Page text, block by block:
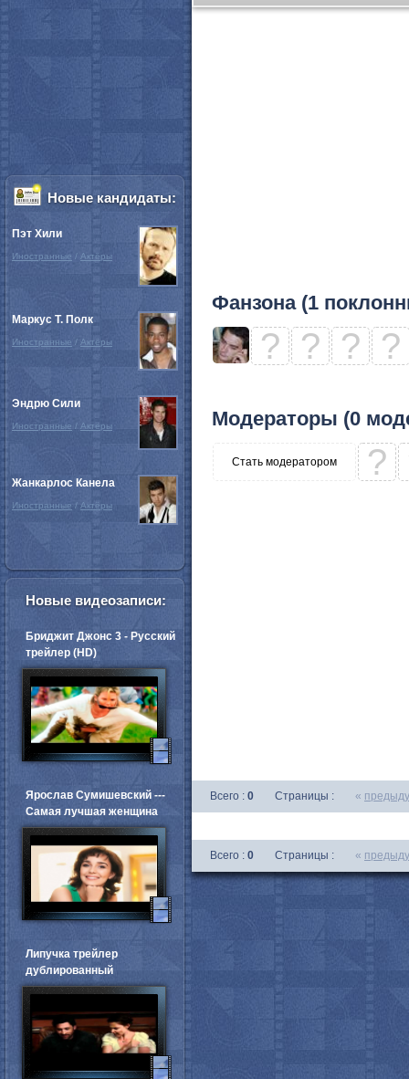
Фанзона (1
? ? ? ?
Модераторы (0
Стать модератором ?
Всего : 0 Страницы : «
Всего : 0 Страницы : «
Новые кандидаты:
Пэт Хили
Иностранные / Актёры
Маркус Т. Полк
Иностранные / Актёры
Эндрю Сили
Иностранные / Актёры
Жанкарлос Канела
Иностранные / Актёры
Новые видеозаписи:
Бриджит Джонс 3 - Русский
трейлер (HD)
Ярослав Сумишевский ---
Самая лучшая женщина
Липучка трейлер
дублированный